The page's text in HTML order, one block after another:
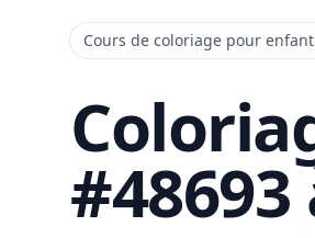
Cours de coloriage pour